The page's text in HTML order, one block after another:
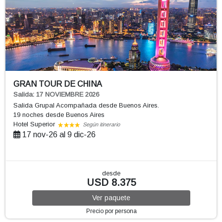
GRAN TOUR DE CHINA
Salida: 17 NOVIEMBRE 2026
Salida Grupal Acompañada desde Buenos Aires.
19 nochesdesde Buenos Aires
Hotel Superior
Según itinerario
17 nov-26 al 9 dic-26
desde
USD 8.375
Ver paquete
Precio por persona